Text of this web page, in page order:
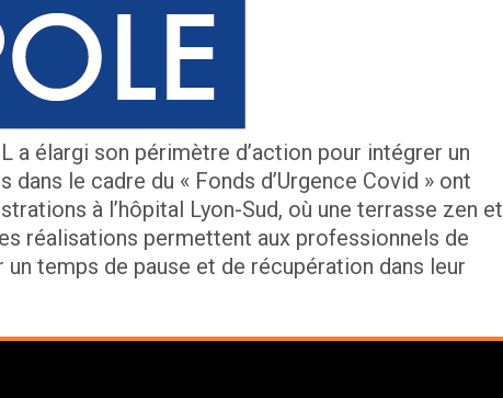
a élargi son périmètre d’action pour intégrer un
le cadre du « Fonds d’Urgence Covid » ont
à l’hôpital Lyon-Sud, où une terrasse zen et
réalisations permettent aux professionnels de
temps de pause et de récupération dans leur